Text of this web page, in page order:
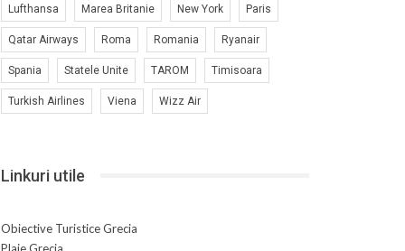
Lufthansa Marea Britanie New York Paris
Qatar Airways Roma Romania Ryanair
Spania Statele Unite TAROM Timisoara
Turkish Airlines Viena Wizz Air
Linkuri utile
Obiective Turistice Grecia
Plaje Grecia